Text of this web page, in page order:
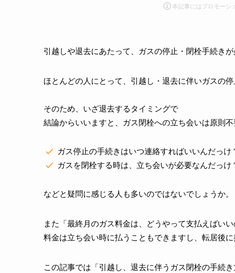
本記事にはプロモーシ
引越しや退去にあたって、ガスの停止・閉栓手続きが
ほとんどの人にとって、引越し・退去に伴いガスの
そのため、いざ退去するタイミングで
結論からいいますと、ガス閉栓への立ち会いは原則
ガス停止の手続きはいつ連絡すればいいんだっけ
ガスを閉栓する時は、立ち会いが必要なんだっけ
などと疑問に感じる人も多いのではないでしょうか。
また「最終月のガス料金は、どうやって支払えばい
料金は立ち会い時に払うこともできますし、転居後に
この記事では「引越し、退去に伴うガス閉栓の手続